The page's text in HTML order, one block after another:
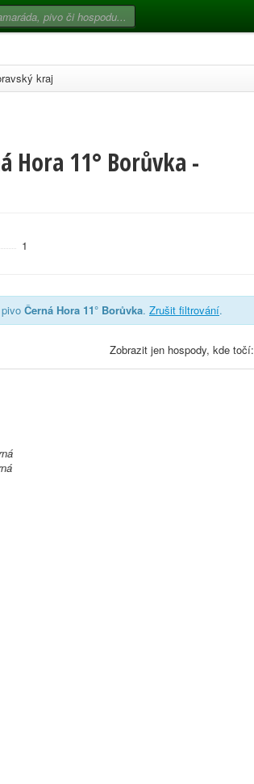
kraj
Hora 11° Borůvka -
1
Černá Hora 11° Borůvka. Zrušit filtrování.
Zobrazit jen hospody, kde točí: